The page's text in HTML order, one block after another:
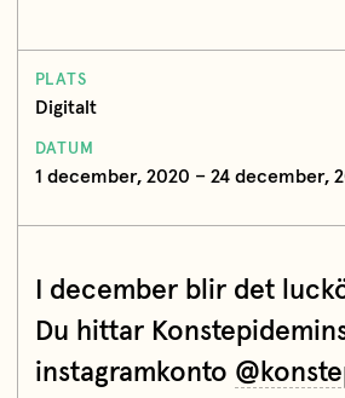
PLATS
Digitalt
DATUM
1 december, 2020 – 24 december,
I december blir det
Du hittar
instagramkonto